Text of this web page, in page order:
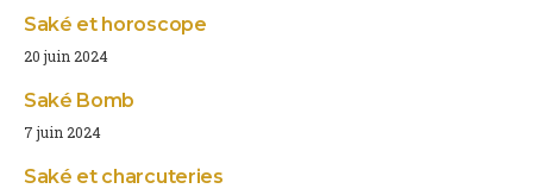
Saké et horoscope
20 juin 2024
Saké Bomb
7 juin 2024
Saké et charcuteries